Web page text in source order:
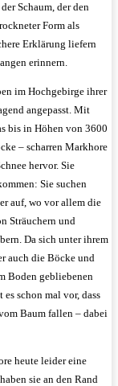
Schaum, der den
Form als
Erklärung liefern
erinnern.
im Hochgebirge ihrer
angepasst. Mit
bis in Höhen von 3600
– scharren Markhore
hervor. Sie
Sie suchen
auf, wo vor allem die
Sträuchern und
Da sich unter ihrem
auch die Böcke und
Boden gebliebenen
schon mal vor, dass
Baum fallen – dabei
heute leider eine
sie an den Rand